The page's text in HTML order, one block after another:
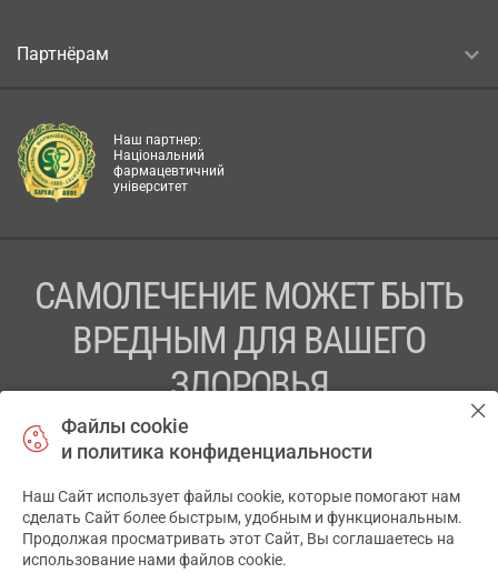
Партнёрам
Наш партнер:
Національний
фармацевтичний
університет
САМОЛЕЧЕНИЕ МОЖЕТ БЫТЬ
ВРЕДНЫМ ДЛЯ ВАШЕГО
ЗДОРОВЬЯ
ПЕРЕД ПРИМЕНЕНИЕМ ПРЕПАРАТА
ПРОКОНСУЛЬТИРУЙТЕСЬ С ВРАЧОМ
ТОВ «АПТЕКА 911.ЮА» Код ЄДРПОУ 43631965.
Отказ от ответственности
Файлы cookie
и политика конфиденциальности
Наш Сайт использует файлы cookie, которые помогают нам
сделать Сайт более быстрым, удобным и функциональным.
Продолжая просматривать этот Сайт, Вы соглашаетесь на
использование нами файлов cookie.
✕